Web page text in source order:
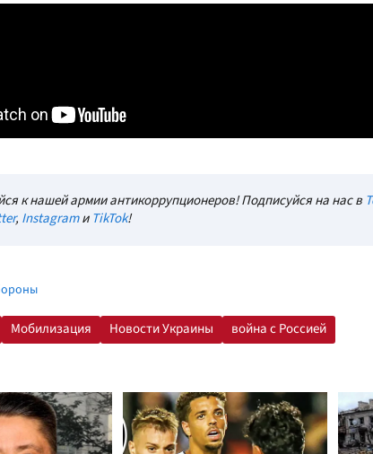
к нашей армии антикоррупционеров! Подписуйся на нас в
, InstagramиTikTok!
Мобилизация Новости Украины война с Россией